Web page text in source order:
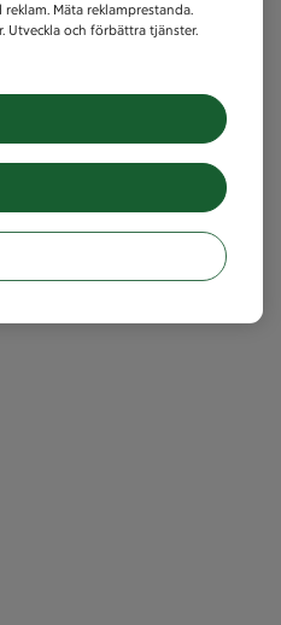
Mäta reklamprestanda.
Utveckla och förbättra tjänster.